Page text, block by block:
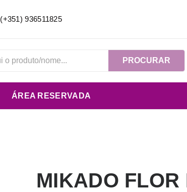
(+351) 936511825
PROCURAR
ÁREA RESERVADA
MIKADO FLOR